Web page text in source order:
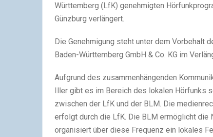
Württemberg (LfK) genehmigten
Günzburg verlängert.
Die Genehmigung steht unter dem Vorbehalt
Baden-Württemberg GmbH & Co. KG im
Aufgrund des zusammenhängenden
Iller gibt es im Bereich des lokalen Hörfunks
zwischen der LfK und der BLM. Die
erfolgt durch die LfK. Die BLM ermöglicht die
organisiert über diese Frequenz ein lokales